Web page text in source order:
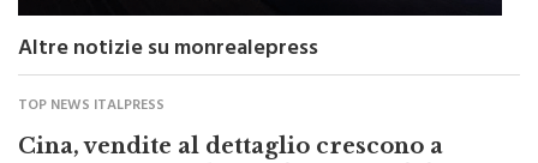
Altre notizie su monrealepress
TOP NEWS ITALPRESS